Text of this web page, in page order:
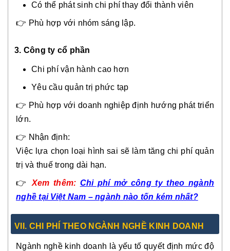
Có thể phát sinh chi phí thay đổi thành viên
👉 Phù hợp với nhóm sáng lập.
3. Công ty cổ phần
Chi phí vận hành cao hơn
Yêu cầu quản trị phức tạp
👉 Phù hợp với doanh nghiệp định hướng phát triển
lớn.
👉 Nhận định:
Việc lựa chọn loại hình sai sẽ làm tăng chi phí quản
trị và thuế trong dài hạn.
👉 Xem thêm: Chi phí mở công ty theo ngành
nghề tại Việt Nam – ngành nào tốn kém nhất?
VI I. CHI PHÍ THEO NGÀNH NGHỀ KINH DOANH
Ngành nghề kinh doanh là yếu tố quyết định mức độ